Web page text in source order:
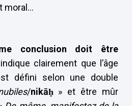
moral…
conclusion doit être
clairement que l’âge
défini selon une double
/nikāḥ » et être mûr